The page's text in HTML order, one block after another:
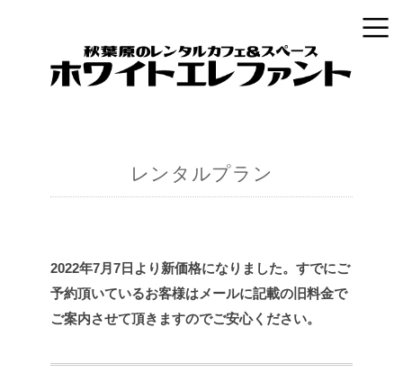
レンタルプラン
2022年7月7日より新価格になりました。すでにご
予約頂いているお客様はメールに記載の旧料金で
ご案内させて頂きますのでご安心ください。